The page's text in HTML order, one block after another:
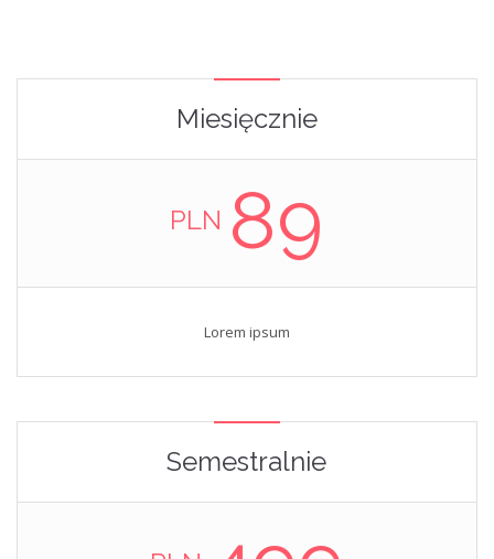
Miesięcznie
PLN 89
Lorem ipsum
Semestralnie